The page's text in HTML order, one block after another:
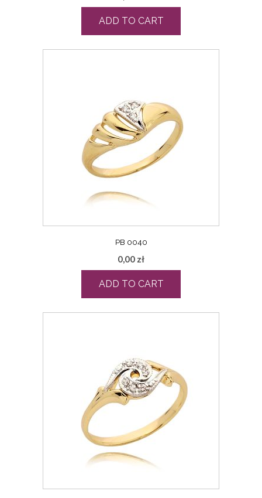
ADD TO CART
PB 0040
0,00 zł
ADD TO CART